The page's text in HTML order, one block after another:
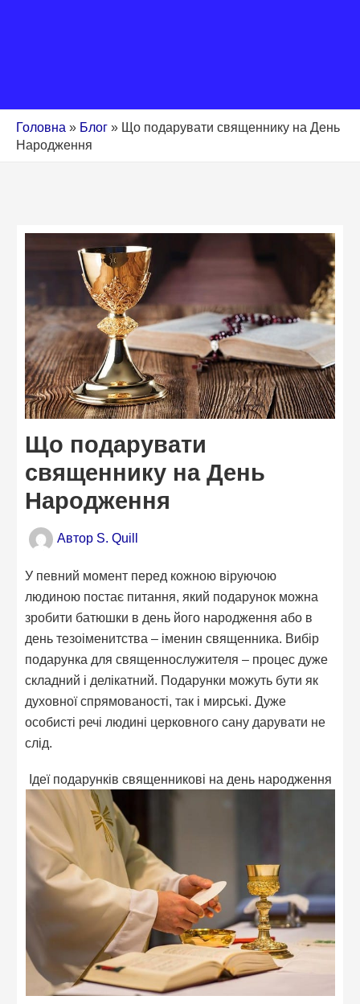
Головна » Блог » Що подарувати священнику на День
Народження
Що подарувати
священнику на День
Народження
Автор S. Quill
У певний момент перед кожною віруючою
людиною постає питання, який подарунок можна
зробити батюшки в день його народження або в
день тезоіменитства – іменин священника. Вибір
подарунка для священнослужителя – процес дуже
складний і делікатний. Подарунки можуть бути як
духовної спрямованості, так і мирські. Дуже
особисті речі людині церковного сану дарувати не
слід.
Ідеї подарунків священникові на день народження